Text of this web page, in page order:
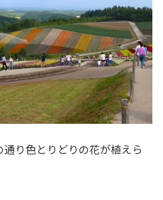
り色とりどりの花が植えら